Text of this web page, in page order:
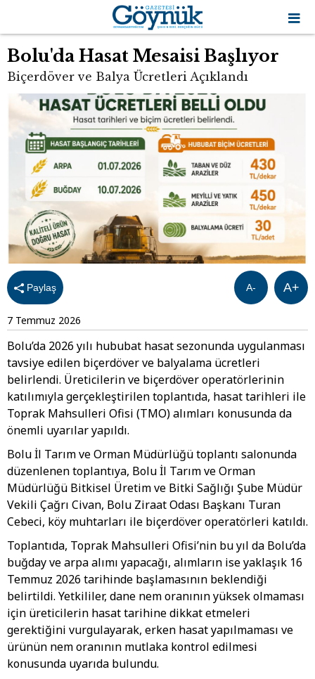
Bolu'da Hasat Mesaisi Başlıyor
Biçerdöver ve Balya Ücretleri Açıklandı
Paylaş A+
A-
7 Temmuz 2026
Bolu’da 2026 yılı hububat hasat sezonunda uygulanması
tavsiye edilen biçerdöver ve balyalama ücretleri
belirlendi. Üreticilerin ve biçerdöver operatörlerinin
katılımıyla gerçekleştirilen toplantıda, hasat tarihleri ile
Toprak Mahsulleri Ofisi (TMO) alımları konusunda da
önemli uyarılar yapıldı.
Bolu İl Tarım ve Orman Müdürlüğü toplantı salonunda
düzenlenen toplantıya, Bolu İl Tarım ve Orman
Müdürlüğü Bitkisel Üretim ve Bitki Sağlığı Şube Müdür
Vekili Çağrı Civan, Bolu Ziraat Odası Başkanı Turan
Cebeci, köy muhtarları ile biçerdöver operatörleri katıldı.
Toplantıda, Toprak Mahsulleri Ofisi’nin bu yıl da Bolu’da
buğday ve arpa alımı yapacağı, alımların ise yaklaşık 16
Temmuz 2026 tarihinde başlamasının beklendiği
belirtildi. Yetkililer, dane nem oranının yüksek olmaması
için üreticilerin hasat tarihine dikkat etmeleri
gerektiğini vurgulayarak, erken hasat yapılmaması ve
ürünün nem oranının mutlaka kontrol edilmesi
konusunda uyarıda bulundu.